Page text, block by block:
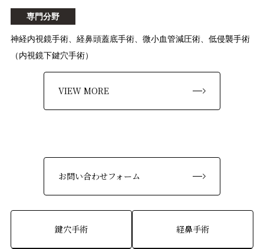
専門分野
神経内視鏡手術、経鼻頭蓋底手術、微小血管減圧術、低侵襲手術
（内視鏡下鍵穴手術）
VIEW MORE
お問い合わせフォーム
鍵穴手術 経鼻手術